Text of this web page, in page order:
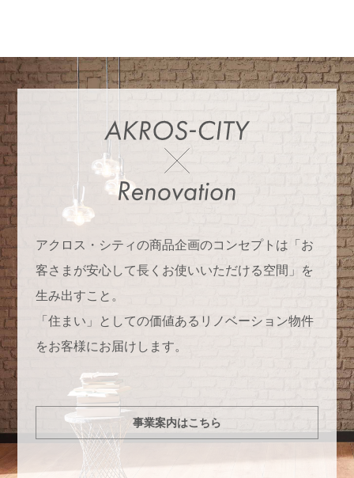
アクロス・シティの商品企画のコンセプトは「お
客さまが安心して長くお使いいただける空間」を
生み出すこと。
「住まい」としての価値あるリノベーション物件
をお客様にお届けします。
事業案内はこちら